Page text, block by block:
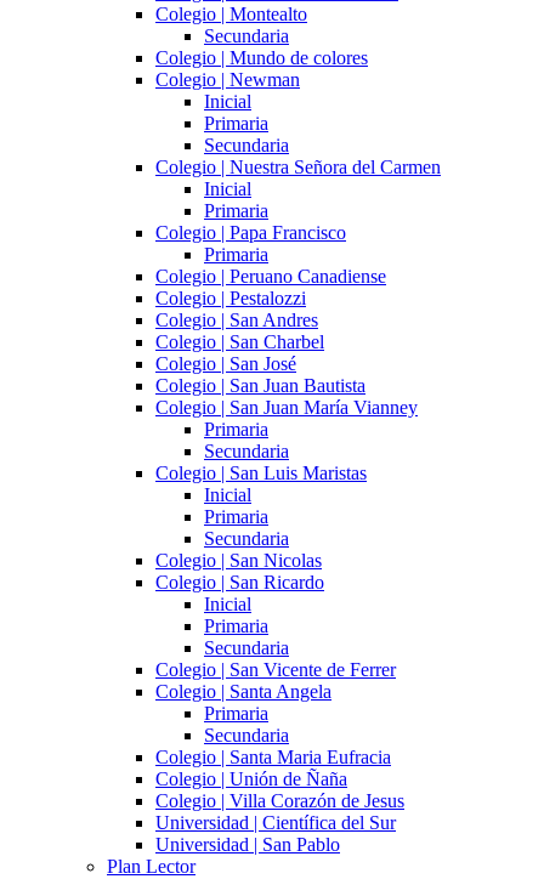
Colegio | Montealto
Secundaria
Colegio | Mundo de colores
Colegio | Newman
Inicial
Primaria
Secundaria
Colegio | Nuestra Señora del Carmen
Inicial
Primaria
Colegio | Papa Francisco
Primaria
Colegio | Peruano Canadiense
Colegio | Pestalozzi
Colegio | San Andres
Colegio | San Charbel
Colegio | San José
Colegio | San Juan Bautista
Colegio | San Juan María Vianney
Primaria
Secundaria
Colegio | San Luis Maristas
Inicial
Primaria
Secundaria
Colegio | San Nicolas
Colegio | San Ricardo
Inicial
Primaria
Secundaria
Colegio | San Vicente de Ferrer
Colegio | Santa Angela
Primaria
Secundaria
Colegio | Santa Maria Eufracia
Colegio | Unión de Ñaña
Colegio | Villa Corazón de Jesus
Universidad | Científica del Sur
Universidad | San Pablo
Plan Lector